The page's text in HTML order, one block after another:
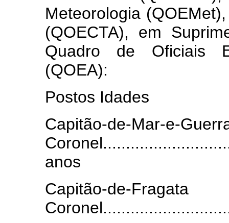
Meteorologia
(QOECTA), em
Quadro de Oficiais
(QOEA):
Postos Idades
Capitão-
anos
Capitão-de-